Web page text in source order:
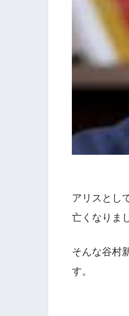
アリスとし
亡くなりま
そんな谷村
す。